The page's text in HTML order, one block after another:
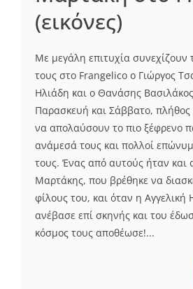
(εικόνες)
Με μεγάλη επιτυχία συνεχίζουν
τους στο Frangelico ο Γιώργος
Ηλιάδη και ο Θανάσης
Παρασκευή και Σάββατο,
να απολαύσουν το πιο ξέφρενο
ανάμεσά τους και πολλοί
τους. Ένας από αυτούς ήταν και
Μαρτάκης, που βρέθηκε να
φίλους του, και όταν η Αγγελική
ανέβασε επί σκηνής και του
κόσμος τους αποθέωσε!...